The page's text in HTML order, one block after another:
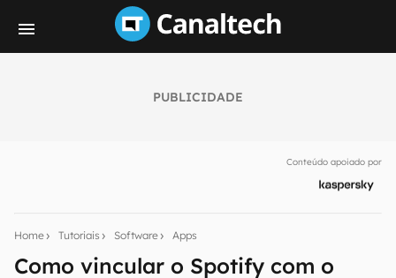
PUBLICIDADE
Conteúdo apoiado por
Home Tutoriais Software Apps
Como vincular o Spotify com o
notícias e reviews sobre tecnologia em primeira